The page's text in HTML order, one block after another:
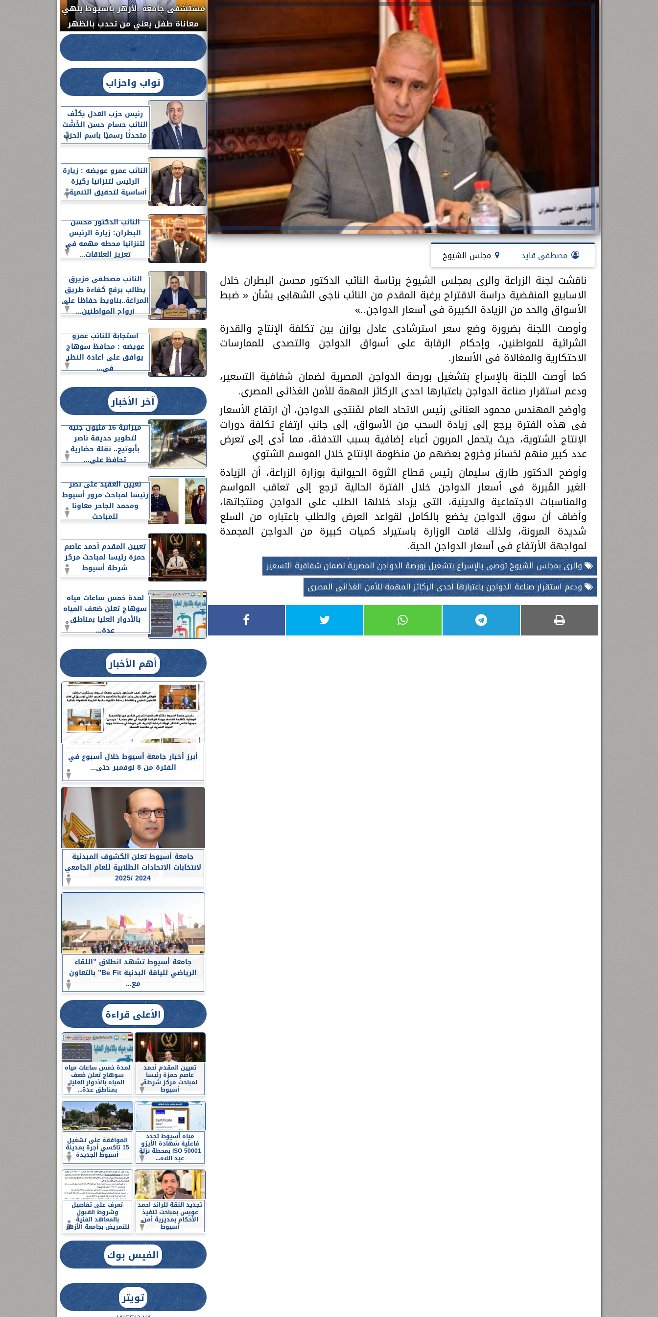
مصطفى قايد مجلس الشيوخ
ناقشت لجنة الزراعة والرى بمجلس الشيوخ برئاسة النائب الدكتور محسن البطران خلال
الاسابيع المنقضية دراسة الاقتراح برغبة المقدم من النائب ناجى الشهابى بشأن « ضبط
الأسواق والحد من الزيادة الكبيرة فى أسعار الدواجن..»
وأوصت اللجنة بضرورة وضع سعر استرشادى عادل يوازن بين تكلفة الإنتاج والقدرة
الشرائية للمواطنين، وإحكام الرقابة على أسواق الدواجن والتصدى للممارسات
الاحتكارية والمغالاة فى الأسعار.
كما أوصت اللجنة بالإسراع بتشغيل بورصة الدواجن المصرية لضمان شفافية التسعير،
ودعم استقرار صناعة الدواجن باعتبارها احدى الركائز المهمة للأمن الغذائى المصرى.
وأوضح المهندس محمود العنانى رئيس الاتحاد العام لمُنتجى الدواجن، أن ارتفاع الأسعار
فى هذه الفترة يرجع إلى زيادة السحب من الأسواق، إلى جانب ارتفاع تكلفة دورات
الإنتاج الشتوية، حيث يتحمل المربون أعباء إضافية بسبب التدفئة، مما أدى إلى تعرض
عدد كبير منهم لخسائر وخروج بعضهم من منظومة الإنتاج خلال الموسم الشتوي
وأوضح الدكتور طارق سليمان رئيس قطاع الثروة الحيوانية بوزارة الزراعة، أن الزيادة
الغير المُبررة فى أسعار الدواجن خلال الفترة الحالية ترجع إلى تعاقب المواسم
والمناسبات الاجتماعية والدينية، التى يزداد خلالها الطلب على الدواجن ومنتجاتها،
وأضاف أن سوق الدواجن يخضع بالكامل لقواعد العرض والطلب باعتباره من السلع
شديدة المرونة، ولذلك قامت الوزارة باستيراد كميات كبيرة من الدواجن المجمدة
لمواجهة الأرتفاع فى أسعار الدواجن الحية.
والرى بمجلس الشيوخ توصى بالإسراع بتشغيل بورصة الدواجن المصرية لضمان شفافية التسعير
ودعم استقرار صناعة الدواجن باعتبارها احدى الركائز المهمة للأمن الغذائى المصرى
مستشفى جامعة الأزهر بأسيوط ينهي
معاناة طفل يعني من تحدب بالظهر
الدواء المصرية يشن حملة رقابية مكبرة والحنجرة ينجح في استئصال ورم خبيث
جديد بمستشفيات الجامعة
نواب واحزاب
رئيس حزب العدل يكلّف
النائب حسام حسن الخُشْت
متحدثًا رسميًا باسم الحزب
النائب عمرو عويضه : زيارة
الرئيس لتنزانيا ركيزة
أساسية لتحقيق التنمية...
النائب الدكتور محسن
البطران: زيارة الرئيس
لتنزانيا محطه مهمه في
تعزيز العلاقات...
النائب مصطفى مزيرق
يطالب برفع كفاءة طريق
المراغة..بناويط حفاظا على
أرواح المواطنين...
استجابة للنائب عمرو
عويضه : محافظ سوهاج
يوافق على اعادة النظر
فى...
آخر الأخبار
ميزانية 16 مليون جنيه
لتطوير حديقة ناصر
بأبوتيج.. نقلة حضارية
تحافظ على...
تعيين العقيد على نصر
رئيسا لمباحث مرور أسيوط
ومحمد الجاحر معاونا
للمباحث
تعيين المقدم أحمد عاصم
حمزة رئيسا لمباحث مركز
شرطة أسيوط
لمدة خمس ساعات مياه
سوهاج تعلن ضعف المياه
بالأدوار العليا بمناطق
عدة...
أهم الأخبار
أبرز أخبار جامعة أسيوط خلال أسبوع في
الفترة من 8 نوفمبر حتى...
جامعة أسيوط تعلن الكشوف المبدئية
لانتخابات الاتحادات الطلابية للعام الجامعي
2024 /2025
جامعة أسيوط تشهد انطلاق ”اللقاء
الرياضي للياقة البدنية Be Fit” بالتعاون
مع...
الأعلى قراءة
تعيين المقدم أحمد
عاصم حمزة رئيسا
لمباحث مركز شرطة
أسيوط
لمدة خمس ساعات مياه
سوهاج تعلن ضعف
المياه بالأدوار العليا
بمناطق عدة...
مياه أسيوط تجدد
فاعلية شهادة الأيزو
ISO 50001 بمحطة نزلة
عبد اللاه...
الموافقة على تشغيل
15 تاكسي أجرة بمدينة
أسيوط الجديدة
تجديد الثقة للرائد احمد
عويس بمباحث تنفيذ
الأحكام بمديرية أمن
أسيوط
تعرف على تفاصيل
وشروط القبول
بالمعاهد الفنية
للتمريض بجامعة الأزهر
الفيس بوك
تويتر